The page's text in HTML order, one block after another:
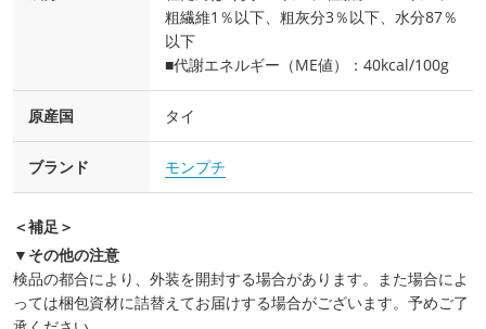
粗繊維1％以下、粗灰分3％以下、水分87％
以下
■代謝エネルギー（ME値）：40kcal/100g
原産国 タイ
ブランド モンプチ
＜補足＞
▼その他の注意
検品の都合により、外装を開封する場合があります。また場合によ
っては梱包資材に詰替えてお届けする場合がございます。予めご了